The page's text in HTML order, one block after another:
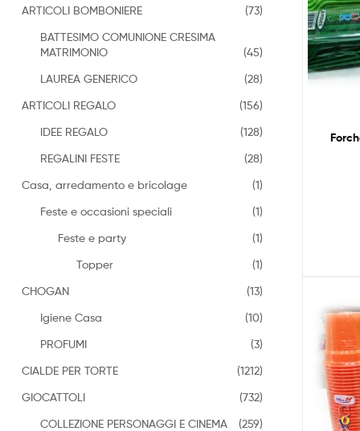
ARTICOLI BOMBONIERE
(73)
BATTESIMO COMUNIONE CRESIMA
MATRIMONIO
(45)
LAUREA GENERICO
(28)
ARTICOLI REGALO
(156)
IDEE REGALO
(128)
REGALINI FESTE
(28)
Casa, arredamento e bricolage
(1)
Feste e occasioni speciali
(1)
Feste e party
(1)
Topper
(1)
CHOGAN
(13)
Igiene Casa
(10)
PROFUMI
(3)
CIALDE PER TORTE
(1212)
GIOCATTOLI
(732)
COLLEZIONE PERSONAGGI E CINEMA
(259)